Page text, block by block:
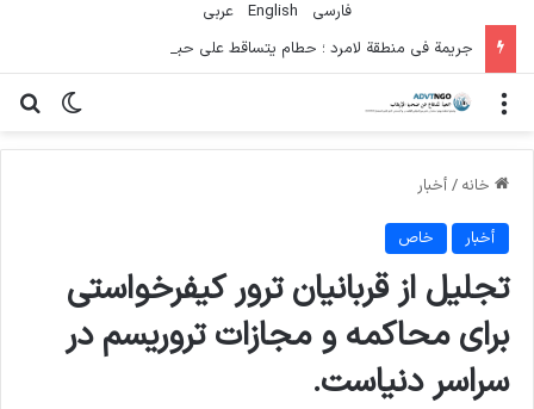
فارسی English
عربي
تغییر منو
خانه / أخبار
أخبار خاص
تجلیل از قربانیان ترور کیفرخواستی
برای محاکمه و مجازات تروریسم در
سراسر دنیاست.